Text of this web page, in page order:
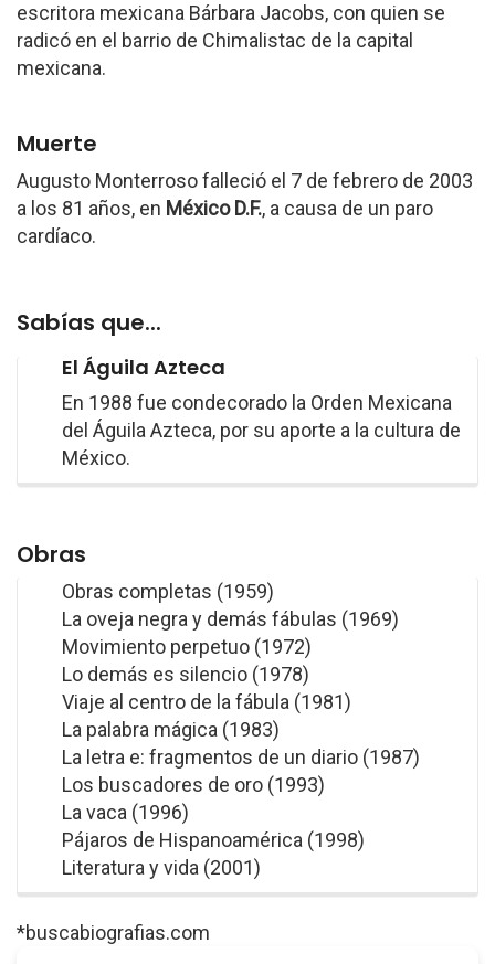
escritora mexicana Bárbara Jacobs, con quien se
radicó en el barrio de Chimalistac de la capital
mexicana.
Muerte
Augusto Monterroso falleció el 7 de febrero de 2003
a los 81 años, en México D.F., a causa de un paro
cardíaco.
Sabías que...
El Águila Azteca
En 1988 fue condecorado la Orden Mexicana
del Águila Azteca, por su aporte a la cultura de
México.
Obras
Obras completas (1959)
La oveja negra y demás fábulas (1969)
Movimiento perpetuo (1972)
Lo demás es silencio (1978)
Viaje al centro de la fábula (1981)
La palabra mágica (1983)
La letra e: fragmentos de un diario (1987)
Los buscadores de oro (1993)
La vaca (1996)
Pájaros de Hispanoamérica (1998)
Literatura y vida (2001)
*buscabiografias.com